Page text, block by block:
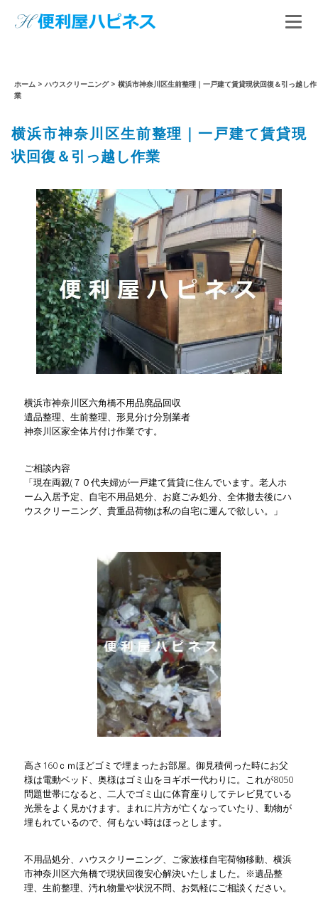
ホーム > ハウスクリーニング> 横浜市神奈川区生前整理｜一戸建て賃貸現状回復＆引っ越し作
業
横浜市神奈川区生前整理｜一戸建て賃貸現
状回復＆引っ越し作業
横浜市神奈川区六角橋不用品廃品回収
遺品整理、生前整理、形見分け分別業者
神奈川区家全体片付け作業です。
ご相談内容
「現在両親(７０代夫婦)が一戸建て賃貸に住んでいます。老人ホ
ーム入居予定、自宅不用品処分、お庭ごみ処分、全体撤去後にハ
ウスクリーニング、貴重品荷物は私の自宅に運んで欲しい。」
高さ160ｃｍほどゴミで埋まったお部屋。御見積伺った時にお父
様は電動ベッド、奥様はゴミ山をヨギボー代わりに。これが8050
問題世帯になると、二人でゴミ山に体育座りしてテレビ見ている
光景をよく見かけます。まれに片方が亡くなっていたり、動物が
埋もれているので、何もない時はほっとします。
不用品処分、ハウスクリーニング、ご家族様自宅荷物移動、横浜
市神奈川区六角橋で現状回復安心解決いたしました。※遺品整
理、生前整理、汚れ物量や状況不問、お気軽にご相談ください。